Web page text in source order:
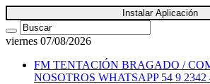
Instalar Aplicación
viernes 07/08/2026
FM TENTACIÓN BRAGADO /
NOSOTROS WHATSAPP 54 9 2342